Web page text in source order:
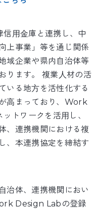
⽤⾦庫と連携し、中
上事業」等を通じ関係
域企業や県内自治体等
ります。 複業⼈材の活
いる地⽅を活性化する
⾼まっており、Work
トワークを活⽤し、
、連携機関における複
、本連携協定を締結す
治体、連携機関におい
Design Labの登録